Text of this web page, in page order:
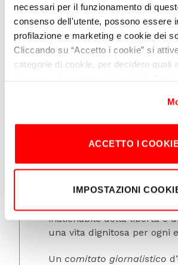
necessari per il funzionamento di
consenso dell'utente, possono essere
profilazione e marketing e cookie dei
Cliccando su “Accetto i cookie” si
categorie di cookie, per decidere quali
cookie attraverso il bottone in basso a
Chiudendo il banner o continuando a
Cookie Policy
ACCETTO I
IMPOSTAZIONI
decades of sterilizations
Joyner (Investigate Europe/
A chi è rivolto
Nell’ambito di questa
rivolge a giornaliste di
combinano reporting
forma scritta e reportage
e la difesa dei diritti
inalienabile della libertà e
una vita dignitosa per ogni
Un comitato giornalistico